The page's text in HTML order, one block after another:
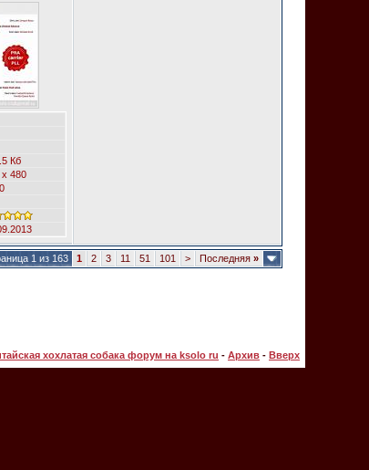
Кб
x 480
1 из 163 1 2 3 11 51 101 > Последняя »
хохлатая собака форум на ksolo ru - Архив - Вверх